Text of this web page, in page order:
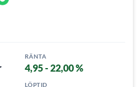
RÄNTA
4,95 - 22,00 %
LÖPTID